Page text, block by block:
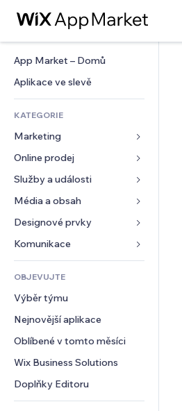
App Market – Domů
Aplikace ve slevě
KATEGORIE
Marketing
Reklamy
Mobilní zařízení
Analytika
Výpisy webu
E‑mail
Online prodej
Aplikace pro obchody
Doprava a doručení
Tlačítka pro prodej
Účetnictví
Kupóny a věrnostní programy
Skladování
Jídlo a nápoje
Služby a události
Ubytování
Události
Restaurace
Nemovitosti
Rezervace
Média a obsah
Galerie
Hudba
Podcasty
Fotografie
Video
PDF
Sdílení souborů
Novinky
Designové prvky
Mapy a navigace
Soukromí a bezpečnost
Hodiny
Šablony stránek
Efekty pro obrázky
Tlačítka a nabídky
Bannery a odznaky
Kalkulačky
Vyhledávání
Formuláře
Ankety
Chat
Komentáře
Telefon
Komunita
Reference a recenze
OBJEVUJTE
Výběr týmu
Nejnovější aplikace
Oblíbené v tomto měsíci
Wix Business Solutions
Doplňky Editoru